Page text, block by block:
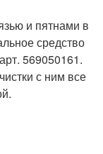
и пятнами в
средство
569050161.
с ним все